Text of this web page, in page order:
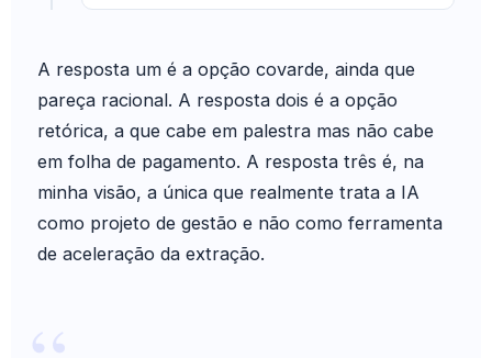
A resposta um é a opção covarde, ainda que
pareça racional. A resposta dois é a opção
retórica, a que cabe em palestra mas não cabe
em folha de pagamento. A resposta três é, na
minha visão, a única que realmente trata a IA
como projeto de gestão e não como ferramenta
de aceleração da extração.